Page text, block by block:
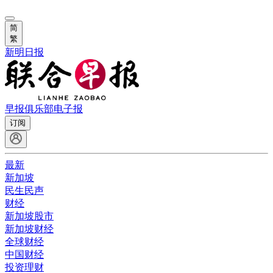
简
繁
新明日报
早报俱乐部电子报
订阅
最新
新加坡
民生民声
财经
新加坡股市
新加坡财经
全球财经
中国财经
投资理财